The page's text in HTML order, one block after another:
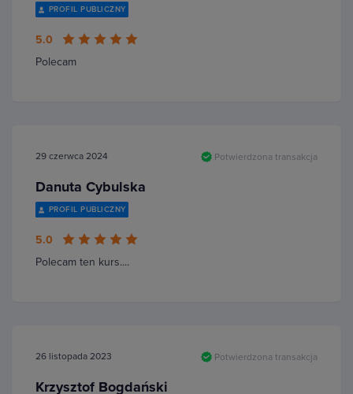
PROFIL PUBLICZNY
5.0
Polecam
29 czerwca 2024 Potwierdzona transakcja
Danuta Cybulska
PROFIL PUBLICZNY
5.0
Polecam ten kurs....
26 listopada 2023 Potwierdzona transakcja
Krzysztof Bogdański